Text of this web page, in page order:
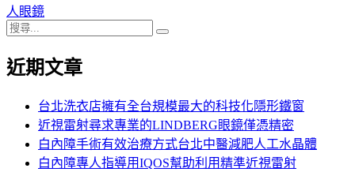
導
覽
章:
人眼鏡
搜
關
近期文章
台北洗衣店擁有全台規模最大的科技化隱形鐵窗
近視雷射尋求專業的LINDBERG眼鏡僅憑精密
白內障手術有效治療方式台北中醫減肥人工水晶體
白內障專人指導用IQOS幫助利用精準近視雷射